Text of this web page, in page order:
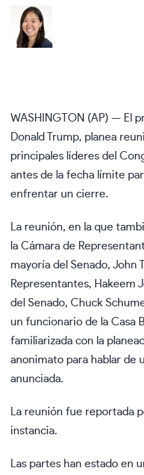
WASHINGTON (AP) — El
Donald Trump, planea
principales líderes del
antes de la fecha límite
enfrentar un cierre.
La reunión, en la que
la Cámara de
mayoría del Senado, John
Representantes, Hakeem
del Senado, Chuck
un funcionario de la Casa
familiarizada con la
anonimato para hablar de
anunciada.
La reunión fue reportada
instancia.
Las partes han estado en